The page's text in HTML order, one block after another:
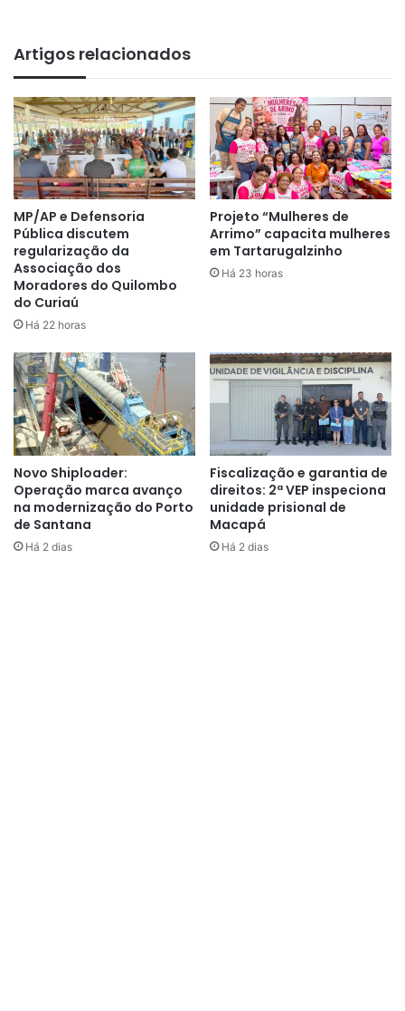
cargos de educador social penitenciário e agente
penitenciário, que foram transformados em Polícia Penal
pela Emenda Constitucional nº 104/2019 e Lei Estadual nº
2542/2021. O certame ofertou inicialmente 110 vagas
imediatas e teve mais de 26 mil candidatos inscritos.
Artigos relacionados
MP/AP e Defensoria
Pública discutem
regularização da
Associação dos
Moradores do Quilombo
do Curiaú
Há 22 horas
Projeto “Mulheres de
Arrimo” capacita mulheres
em Tartarugalzinho
Há 23 horas
Novo Shiploader:
Operação marca avanço
na modernização do Porto
de Santana
Há 2 dias
Fiscalização e garantia de
direitos: 2ª VEP inspeciona
unidade prisional de
Macapá
Há 2 dias